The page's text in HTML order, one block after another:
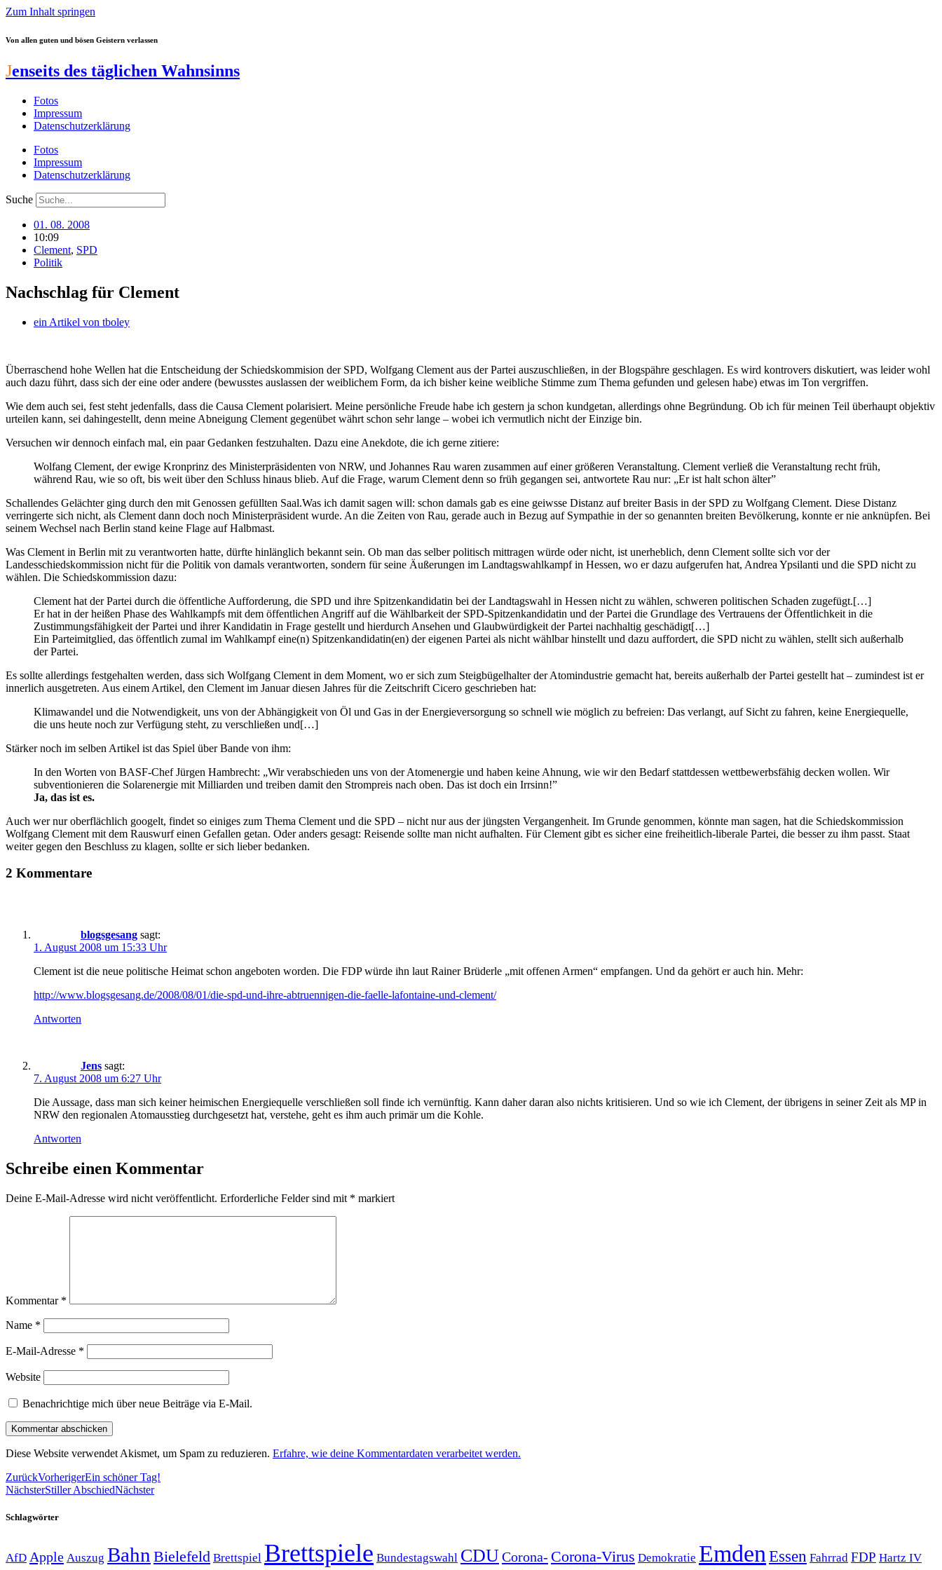
Zum Inhalt springen
Von allen guten und bösen Geistern verlassen
Jenseits des täglichen Wahnsinns
Fotos
Impressum
Datenschutzerklärung
Fotos
Impressum
Datenschutzerklärung
Suche
01. 08. 2008
10:09
Clement, SPD
Politik
Nachschlag für Clement
ein Artikel von tboley
Überraschend hohe Wellen hat die Entscheidung der Schiedskommision der SPD, Wolfgang Clement aus der Partei auszuschließen, in der Blogspähre geschlagen. Es wird kontrovers diskutiert, was leider wohl
auch dazu führt, dass sich der eine oder andere (bewusstes auslassen der weiblichem Form, da ich bisher keine weibliche Stimme zum Thema gefunden und gelesen habe) etwas im Ton vergriffen.
Wie dem auch sei, fest steht jedenfalls, dass die Causa Clement polarisiert. Meine persönliche Freude habe ich gestern ja schon kundgetan, allerdings ohne Begründung. Ob ich für meinen Teil überhaupt objektiv
urteilen kann, sei dahingestellt, denn meine Abneigung Clement gegenübet währt schon sehr lange – wobei ich vermutlich nicht der Einzige bin.
Versuchen wir dennoch einfach mal, ein paar Gedanken festzuhalten. Dazu eine Anekdote, die ich gerne zitiere:
Wolfang Clement, der ewige Kronprinz des Ministerpräsidenten von NRW, und Johannes Rau waren zusammen auf einer größeren Veranstaltung. Clement verließ die Veranstaltung recht früh,
während Rau, wie so oft, bis weit über den Schluss hinaus blieb. Auf die Frage, warum Clement denn so früh gegangen sei, antwortete Rau nur: „Er ist halt schon älter”
Schallendes Gelächter ging durch den mit Genossen gefüllten Saal.Was ich damit sagen will: schon damals gab es eine geiwsse Distanz auf breiter Basis in der SPD zu Wolfgang Clement. Diese Distanz
verringerte sich nicht, als Clement dann doch noch Ministerpräsident wurde. An die Zeiten von Rau, gerade auch in Bezug auf Sympathie in der so genannten breiten Bevölkerung, konnte er nie anknüpfen. Bei
seinem Wechsel nach Berlin stand keine Flage auf Halbmast.
Was Clement in Berlin mit zu verantworten hatte, dürfte hinlänglich bekannt sein. Ob man das selber politisch mittragen würde oder nicht, ist unerheblich, denn Clement sollte sich vor der
Landesschiedskommission nicht für die Politik von damals verantworten, sondern für seine Äußerungen im Landtagswahlkampf in Hessen, wo er dazu aufgerufen hat, Andrea Ypsilanti und die SPD nicht zu
wählen. Die Schiedskommission dazu:
Clement hat der Partei durch die öffentliche Aufforderung, die SPD und ihre Spitzenkandidatin bei der Landtagswahl in Hessen nicht zu wählen, schweren politischen Schaden zugefügt.[…]
Er hat in der heißen Phase des Wahlkampfs mit dem öffentlichen Angriff auf die Wählbarkeit der SPD-Spitzenkandidatin und der Partei die Grundlage des Vertrauens der Öffentlichkeit in die
Zustimmungsfähigkeit der Partei und ihrer Kandidatin in Frage gestellt und hierdurch Ansehen und Glaubwürdigkeit der Partei nachhaltig geschädigt[…]
Ein Parteimitglied, das öffentlich zumal im Wahlkampf eine(n) Spitzenkandidatin(en) der eigenen Partei als nicht wählbar hinstellt und dazu auffordert, die SPD nicht zu wählen, stellt sich außerhalb
der Partei.
Es sollte allerdings festgehalten werden, dass sich Wolfgang Clement in dem Moment, wo er sich zum Steigbügelhalter der Atomindustrie gemacht hat, bereits außerhalb der Partei gestellt hat – zumindest ist er
innerlich ausgetreten. Aus einem Artikel, den Clement im Januar diesen Jahres für die Zeitschrift Cicero geschrieben hat:
Klimawandel und die Notwendigkeit, uns von der Abhängigkeit von Öl und Gas in der Energieversorgung so schnell wie möglich zu befreien: Das verlangt, auf Sicht zu fahren, keine Energiequelle,
die uns heute noch zur Verfügung steht, zu verschließen und[…]
Stärker noch im selben Artikel ist das Spiel über Bande von ihm:
In den Worten von BASF-Chef Jürgen Hambrecht: „Wir verabschieden uns von der Atomenergie und haben keine Ahnung, wie wir den Bedarf stattdessen wettbewerbsfähig decken wollen. Wir
subventionieren die Solarenergie mit Milliarden und treiben damit den Strompreis nach oben. Das ist doch ein Irrsinn!”
Ja, das ist es.
Auch wer nur oberflächlich googelt, findet so einiges zum Thema Clement und die SPD – nicht nur aus der jüngsten Vergangenheit. Im Grunde genommen, könnte man sagen, hat die Schiedskommission
Wolfgang Clement mit dem Rauswurf einen Gefallen getan. Oder anders gesagt: Reisende sollte man nicht aufhalten. Für Clement gibt es sicher eine freiheitlich-liberale Partei, die besser zu ihm passt. Staat
weiter gegen den Beschluss zu klagen, sollte er sich lieber bedanken.
2 Kommentare
blogsgesang sagt:
1. August 2008 um 15:33 Uhr
Clement ist die neue politische Heimat schon angeboten worden. Die FDP würde ihn laut Rainer Brüderle „mit offenen Armen“ empfangen. Und da gehört er auch hin. Mehr:
http://www.blogsgesang.de/2008/08/01/die-spd-und-ihre-abtruennigen-die-faelle-lafontaine-und-clement/
Antworten
Jens sagt:
7. August 2008 um 6:27 Uhr
Die Aussage, dass man sich keiner heimischen Energiequelle verschließen soll finde ich vernünftig. Kann daher daran also nichts kritisieren. Und so wie ich Clement, der übrigens in seiner Zeit als MP in
NRW den regionalen Atomausstieg durchgesetzt hat, verstehe, geht es ihm auch primär um die Kohle.
Antworten
Schreibe einen Kommentar
Deine E-Mail-Adresse wird nicht veröffentlicht. Erforderliche Felder sind mit * markiert
Kommentar *
Name *
E-Mail-Adresse *
Website
Benachrichtige mich über neue Beiträge via E-Mail.
Diese Website verwendet Akismet, um Spam zu reduzieren. Erfahre, wie deine Kommentardaten verarbeitet werden.
ZurückVorherigerEin schöner Tag!
NächsterStiller AbschiedNächster
Schlagwörter
AfD Apple Auszug Bahn Bielefeld Brettspiel Brettspiele Bundestagswahl CDUCorona- Corona-Virus Demokratie Emden Essen Fahrrad FDP Hartz IV